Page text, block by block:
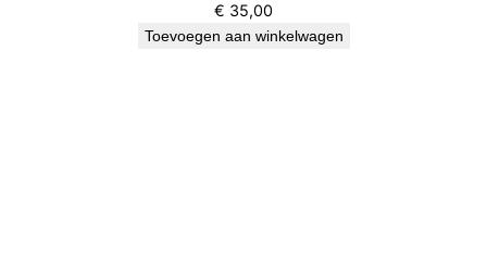
€ 35,00
Toevoegen aan winkelwagen